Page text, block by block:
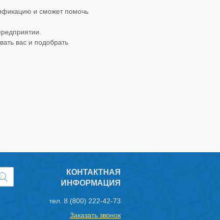
и сможет помочь
вас и подобрать
КОНТАКТНАЯ
ИНФОРМАЦИЯ
тел. 8 (800) 222-42-73
Заказать звонок